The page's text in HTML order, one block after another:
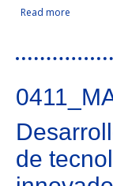
Read more about
de